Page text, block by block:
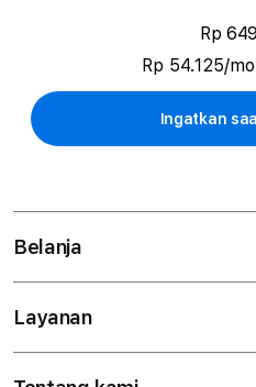
Rp
Rp 54.125/
Ingatkan
Belanja
Mac
Layanan